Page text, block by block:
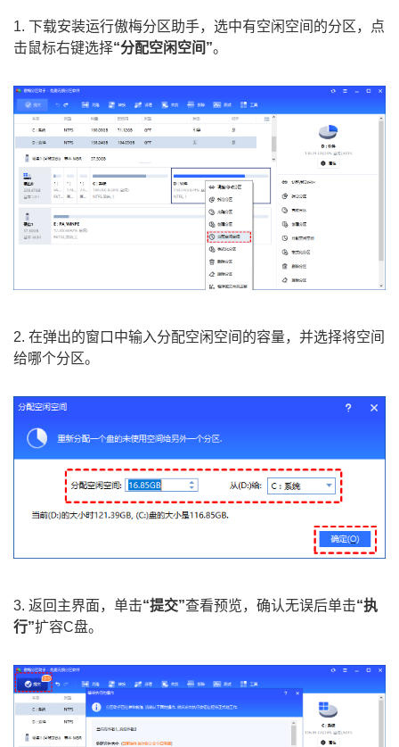
1. 下载安装运行傲梅分区助手，选中有空闲空间的分区，点
击鼠标右键选择“分配空闲空间”。
2. 在弹出的窗口中输入分配空闲空间的容量，并选择将空间
给哪个分区。
3. 返回主界面，单击“提交”查看预览，确认无误后单击“执
行”扩容C盘。